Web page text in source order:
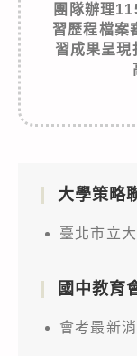
團隊辦理
習歷程檔案
習成果呈現
大學策略
臺北市立
國中教育
會考最新